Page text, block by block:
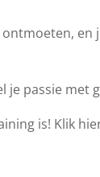
en
je passie met
is! Klik